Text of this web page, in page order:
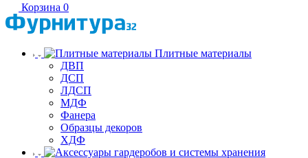
Корзина 0
Плитные материалы
ДВП
ДСП
ЛДСП
МДФ
Фанера
Образцы декоров
ХДФ